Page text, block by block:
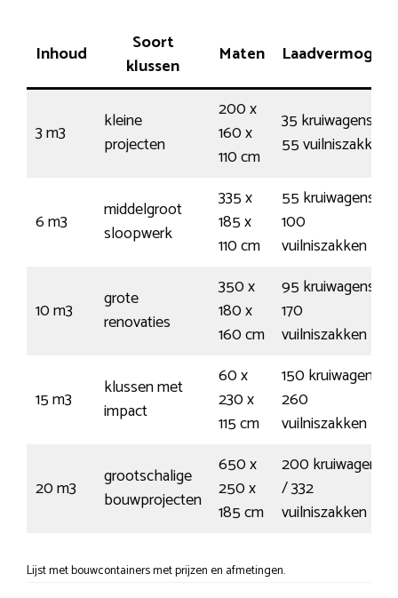
Inhoud
Soort
klussen
Maten Laadvermogen
3 m3
kleine
projecten
200 x
160 x
110 cm
35 kruiwagens /
55 vuilniszakken
6 m3
middelgroot
sloopwerk
335 x
185 x
110 cm
55 kruiwagens /
100
vuilniszakken
10 m3
grote
renovaties
350 x
180 x
160 cm
95 kruiwagens /
170
vuilniszakken
15 m3
klussen met
impact
60 x
230 x
115 cm
150 kruiwagens /
260
vuilniszakken
20 m3
grootschalige
bouwprojecten
650 x
250 x
185 cm
200 kruiwagens
/ 332
vuilniszakken
Lijst met bouwcontainers met prijzen en afmetingen.